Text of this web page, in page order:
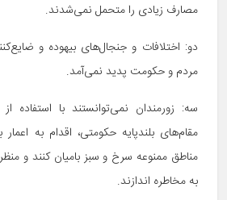
مصارف زیادی را متحمل نمی‌شدند.
دو: اختلافات و جنجال‌های بیهوده و
مردم و حکومت پدید نمی‌آمد.
سه: زورمندان نمی‌توانستند با استفاده
مقام‌های بلندپایه حکومتی، اقدام به
مناطق ممنوعه سرخ و سبز بامیان کنند و
به مخاطره اندازند.